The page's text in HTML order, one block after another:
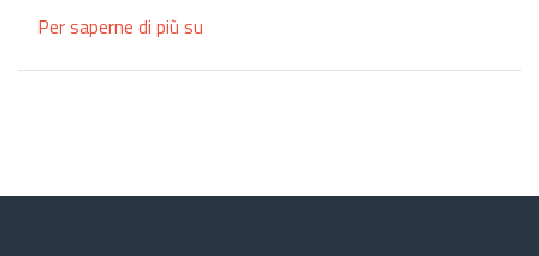
Per saperne di più su